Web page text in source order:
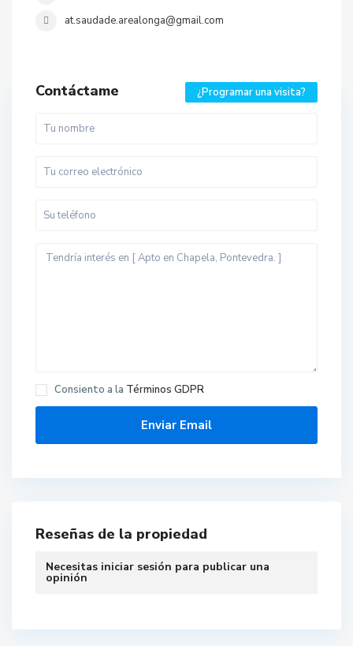
at.saudade.arealonga@gmail.com
Contáctame ¿Programar una visita?
Consiento a la Términos GDPR
Reseñas de la propiedad
Necesitas iniciar sesión para publicar una
opinión